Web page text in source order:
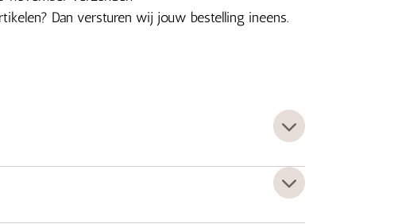
Dan versturen wij jouw bestelling ineens.